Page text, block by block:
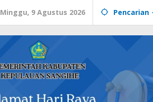
Minggu, 9 Agustus 2026 Pencarian